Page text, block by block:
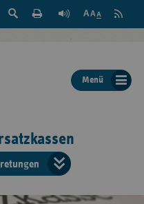
Suche
der
Seite
Feed
Menü
der